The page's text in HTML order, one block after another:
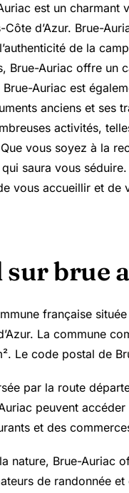
est un charmant
d’Azur. Brue-
de la
Brue-Auriac offre un
Auriac est
anciens et ses
activités,
vous soyez à la
saura vous
vous accueillir et de
sur brue
française
La commune
Le code postal de
par la route
peuvent
et des
nature, Brue-Auriac
de randonnée